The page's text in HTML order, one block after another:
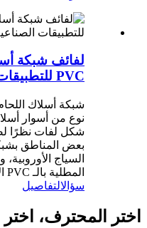
لفائف شبكة
PVC للتطبيقات الصناعية والزراعية
نوع من أسوار
شكل لفات نظرًا
بعض المناطق
السياج
المطلية بالـ PVC الأخضر.
سؤالالتفاصيل
اختر المحترف،